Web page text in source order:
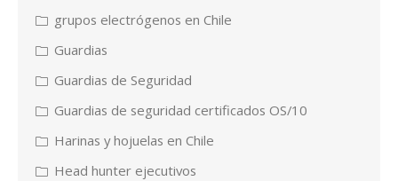
grupos electrógenos en Chile
Guardias
Guardias de Seguridad
Guardias de seguridad certificados OS/10
Harinas y hojuelas en Chile
Head hunter ejecutivos